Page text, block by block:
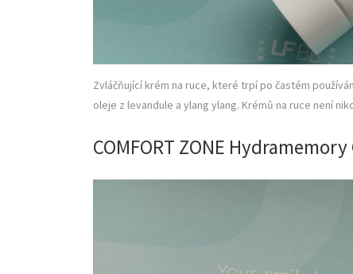
Zvláčňující krém na ruce, které trpí po častém
oleje z levandule a ylang ylang. Krémů na ruce není
COMFORT ZONE